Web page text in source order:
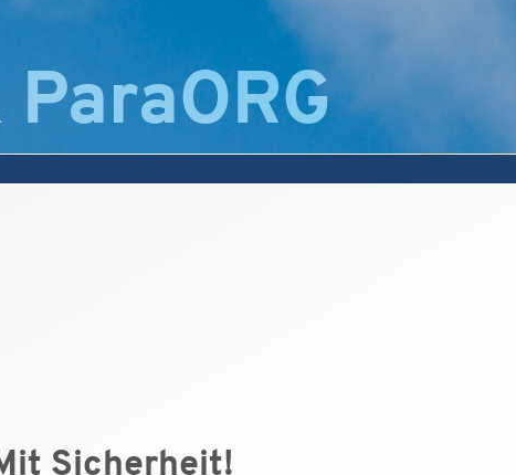
Sicherheit!